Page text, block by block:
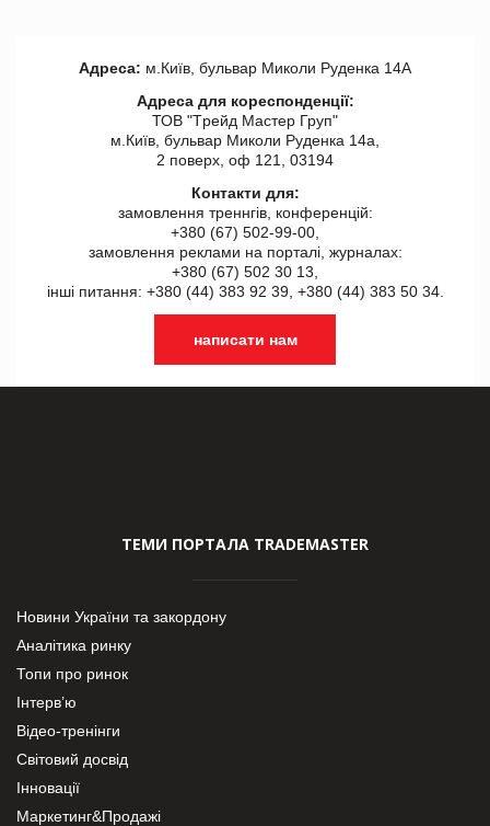
Адреса: м.Київ, бульвар Миколи Руденка 14А
Адреса для кореспонденції:
ТОВ "Tрейд Мастер Груп"
м.Київ, бульвар Миколи Руденка 14а,
2 поверх, оф 121, 03194
Контакти для:
замовлення треннгів, конференцій:
+380 (67) 502-99-00,
замовлення реклами на порталі, журналах:
+380 (67) 502 30 13,
інші питання: +380 (44) 383 92 39, +380 (44) 383 50 34.
написати нам
ТЕМИ ПОРТАЛА TRADEMASTER
Новини України та закордону
Аналітика ринку
Топи про ринок
Інтерв’ю
Відео-тренінги
Світовий досвід
Інновації
Маркетинг&Продажі